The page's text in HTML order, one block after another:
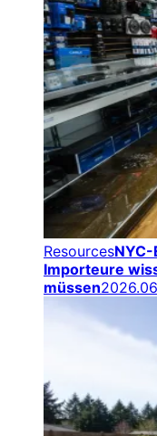
Resources
Importeure
müssen